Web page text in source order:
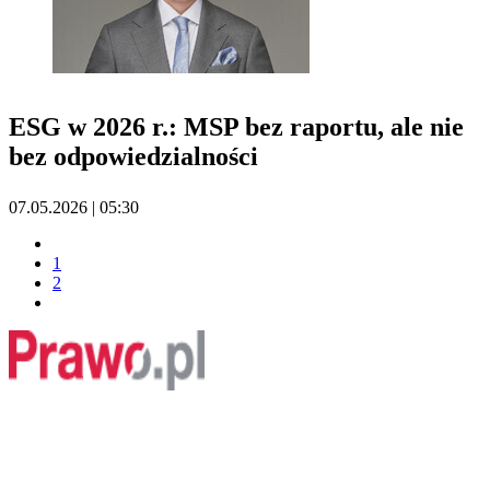
ESG w 2026 r.: MSP bez raportu, ale nie
bez odpowiedzialności
07.05.2026 | 05:30
1
2